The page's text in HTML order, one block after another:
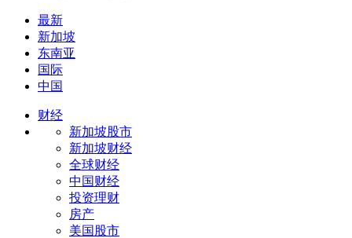
最新
新加坡
东南亚
国际
中国
财经
新加坡股市
新加坡财经
全球财经
中国财经
投资理财
房产
美国股市